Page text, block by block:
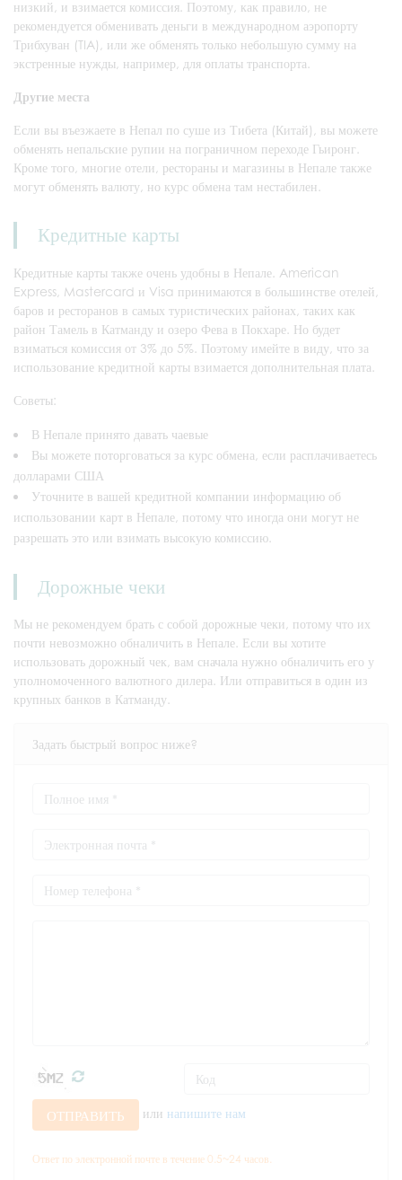
низкий, и взимается комиссия. Поэтому, как правило, не
рекомендуется обменивать деньги в международном аэропорту
Трибхуван (TIA), или же обменять только небольшую сумму на
экстренные нужды, например, для оплаты транспорта.
Другие места
Если вы въезжаете в Непал по суше из Тибета (Китай), вы можете
обменять непальские рупии на пограничном переходе Гьиронг.
Кроме того, многие отели, рестораны и магазины в Непале также
могут обменять валюту, но курс обмена там нестабилен.
Кредитные карты
Кредитные карты также очень удобны в Непале. American
Express, Mastercard и Visa принимаются в большинстве отелей,
баров и ресторанов в самых туристических районах, таких как
район Тамель в Катманду и озеро Фева в Покхаре. Но будет
взиматься комиссия от 3% до 5%. Поэтому имейте в виду, что за
использование кредитной карты взимается дополнительная плата.
Советы:
В Непале принято давать чаевые
Вы можете поторговаться за курс обмена, если расплачиваетесь
долларами США
Уточните в вашей кредитной компании информацию об
использовании карт в Непале, потому что иногда они могут не
разрешать это или взимать высокую комиссию.
Дорожные чеки
Мы не рекомендуем брать с собой дорожные чеки, потому что их
почти невозможно обналичить в Непале. Если вы хотите
использовать дорожный чек, вам сначала нужно обналичить его у
уполномоченного валютного дилера. Или отправиться в один из
крупных банков в Катманду.
Задать быстрый вопрос ниже?
ОТПРАВИТЬ или напишите нам
Ответ по электронной почте в течение 0.5~24 часов.